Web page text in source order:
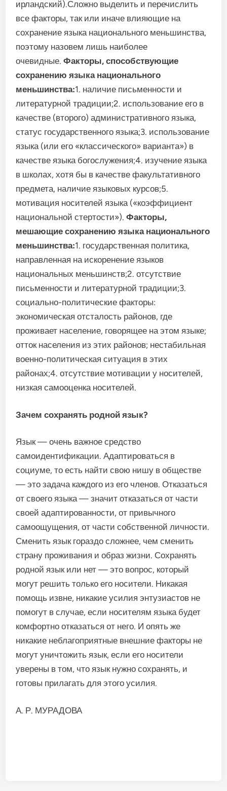
ирландский).Сложно выделить и перечислить
все факторы, так или иначе влияющие на
сохранение языка национального меньшинства,
поэтому назовем лишь наиболее
очевидные.Факторы, способствующие
сохранению языка национального
меньшинства:1. наличие письменности и
литературной традиции;2. использование его в
качестве (второго) административного языка,
статус государственного языка;3. использование
языка (или его «классического» варианта») в
качестве языка богослужения;4. изучение языка
в школах, хотя бы в качестве факультативного
предмета, наличие языковых курсов;5.
мотивация носителей языка («коэффициент
национальной стертости»).Факторы,
мешающие сохранению языка национального
меньшинства:1. государственная политика,
направленная на искоренение языков
национальных меньшинств;2. отсутствие
письменности и литературной традиции;3.
социально-политические факторы:
экономическая отсталость районов, где
проживает население, говорящее на этом языке;
отток населения из этих районов; нестабильная
военно-политическая ситуация в этих
районах;4. отсутствие мотивации у носителей,
низкая самооценка носителей.
Зачем сохранять родной язык?
Язык — очень важное средство
самоидентификации. Адаптироваться в
социуме, то есть найти свою нишу в обществе
— это задача каждого из его членов. Отказаться
от своего языка — значит отказаться от части
своей адаптированности, от привычного
самоощущения, от части собственной личности.
Сменить язык гораздо сложнее, чем сменить
страну проживания и образ жизни. Сохранять
родной язык или нет — это вопрос, который
могут решить только его носители. Никакая
помощь извне, никакие усилия энтузиастов не
помогут в случае, если носителям языка будет
комфортно отказаться от него. И опять же
никакие неблагоприятные внешние факторы не
могут уничтожить язык, если его носители
уверены в том, что язык нужно сохранять, и
готовы прилагать для этого усилия.
А. Р. МУРАДОВА